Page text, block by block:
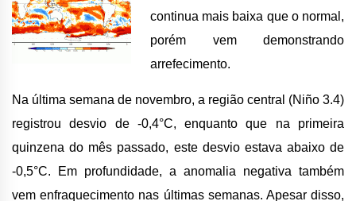
continua mais baixa que o normal,
porém vem demonstrando
arrefecimento.
Na última semana de novembro, a região central (Niño 3.4)
registrou desvio de -0,4°C, enquanto que na primeira
quinzena do mês passado, este desvio estava abaixo de
-0,5°C. Em profundidade, a anomalia negativa também
vem enfraquecimento nas últimas semanas. Apesar disso,